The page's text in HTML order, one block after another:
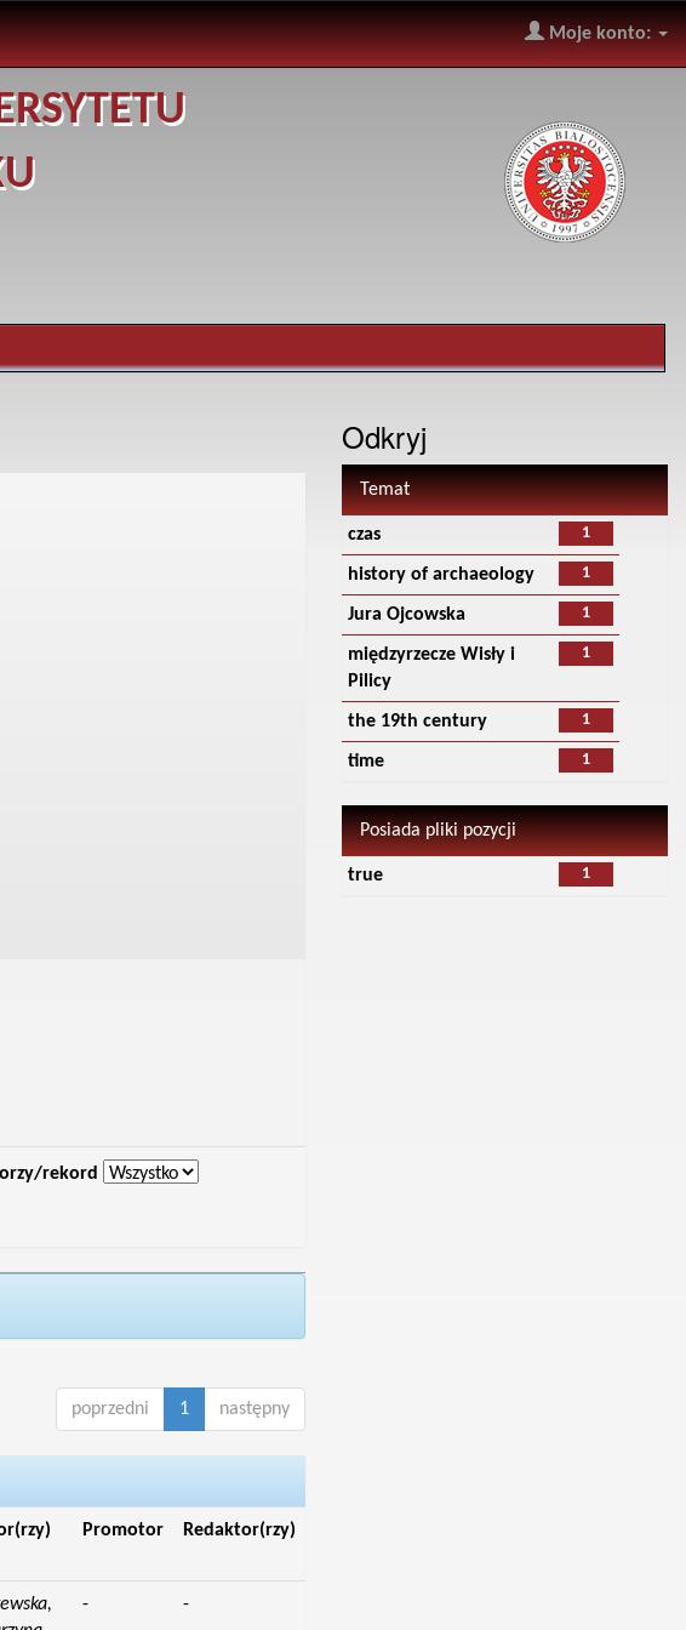
Moje konto:
rekord
poprzedni 1 następny
Promotor Redaktor(rzy)
- -
Odkryj
Temat
1
czas
1
history of archaeology
1
Jura Ojcowska
1
międzyrzecze Wisły i
Pilicy
1
the 19th century
1
time
Posiada pliki pozycji
1
true